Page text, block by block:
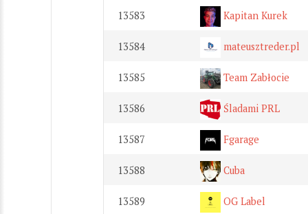
13583 Kapitan Kurek
13584 mateusztreder.pl
13585 Team Zabłocie
13586 Śladami PRL
13587 Fgarage
13588 Cuba
13589 OG Label